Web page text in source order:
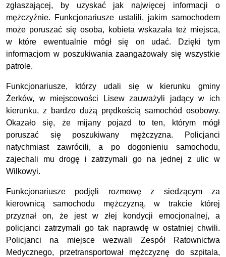
zgłaszającej, by uzyskać jak najwięcej informacji o
mężczyźnie. Funkcjonariusze ustalili, jakim samochodem
może poruszać się osoba, kobieta wskazała też miejsca,
w które ewentualnie mógł się on udać. Dzięki tym
informacjom w poszukiwania zaangażowały się wszystkie
patrole.
Funkcjonariusze, którzy udali się w kierunku gminy
Żerków, w miejscowości Lisew zauważyli jadący w ich
kierunku, z bardzo dużą prędkością samochód osobowy.
Okazało się, że mijany pojazd to ten, którym mógł
poruszać się poszukiwany mężczyzna. Policjanci
natychmiast zawrócili, a po dogonieniu samochodu,
zajechali mu drogę i zatrzymali go na jednej z ulic w
Wilkowyi.
Funkcjonariusze podjęli rozmowę z siedzącym za
kierownicą samochodu mężczyzną, w trakcie której
przyznał on, że jest w złej kondycji emocjonalnej, a
policjanci zatrzymali go tak naprawdę w ostatniej chwili.
Policjanci na miejsce wezwali Zespół Ratownictwa
Medycznego, przetransportował mężczyznę do szpitala,